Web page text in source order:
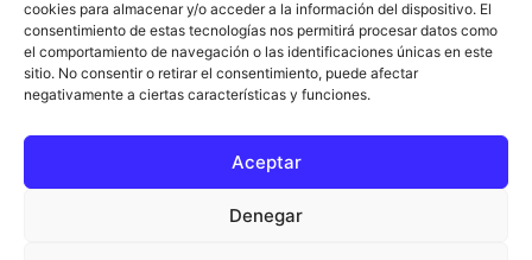
cookies para almacenar y/o acceder a la información del dispositivo. El
consentimiento de estas tecnologías nos permitirá procesar datos como
el comportamiento de navegación o las identificaciones únicas en este
sitio. No consentir o retirar el consentimiento, puede afectar
negativamente a ciertas características y funciones.
Aceptar
Denegar
SÍGUENOS
Equipo de 103 Málaga
Aviso Legal